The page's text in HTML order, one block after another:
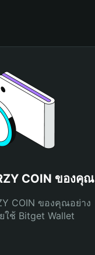
COIN ของคุณ
COIN ของคุณอย่าง
ใช้ Bitget Wallet